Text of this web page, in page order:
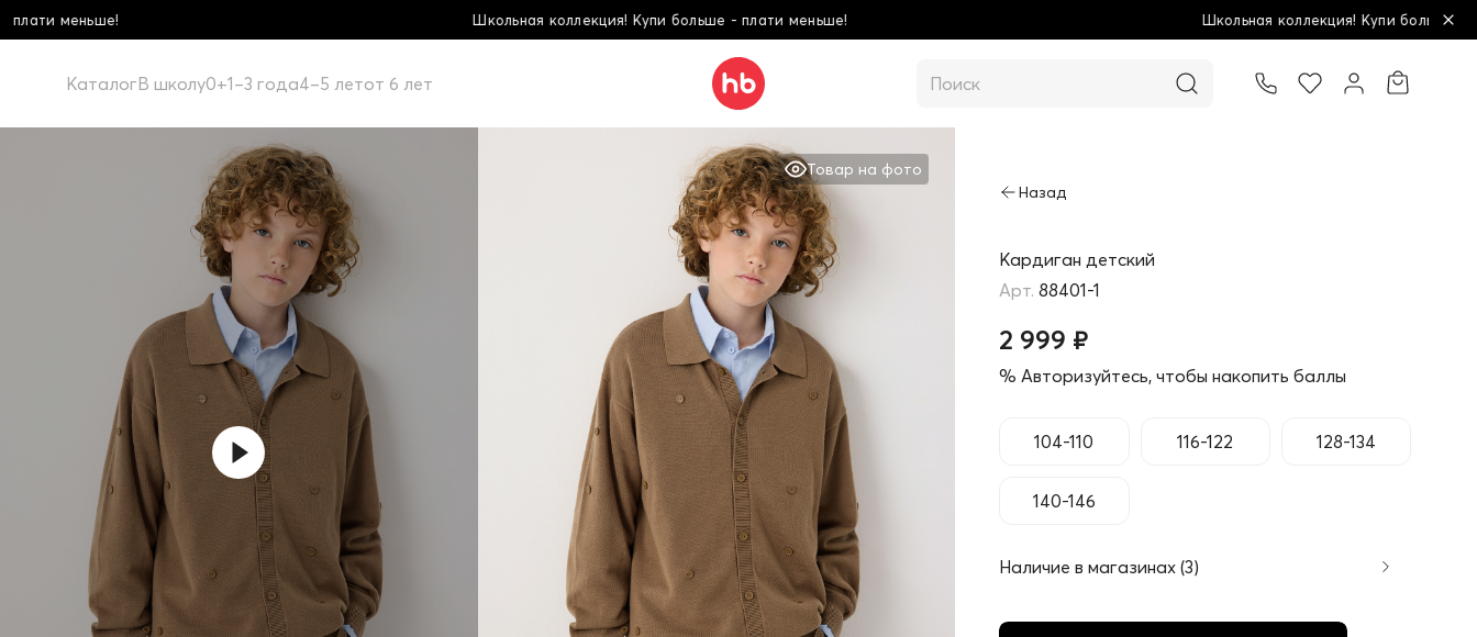
Школьная коллекция! Купи больше - плати меньше! Школьная коллекция! Купи больше - плати меньше!
КаталогВ школу0+1–3 года4–5 летот 6 лет
Кардиган детский
88401-1
2 999 ₽
% Авторизуйтесь, чтобы накопить баллы
104-110 116-122 128-134
140-146
Наличие в магазинах (3)
Товар на фото
Товар добавлен в корзину